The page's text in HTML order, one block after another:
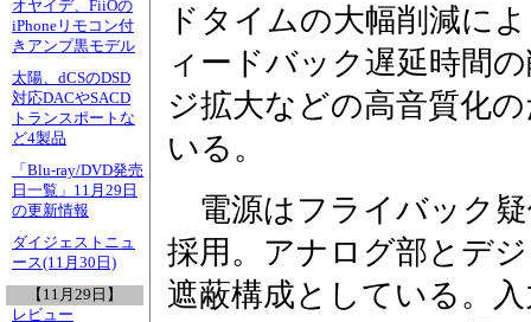
オヤイデ、FiiOの
iPhoneリモコン付
きアンプ黒モデル
太陽、dCSのDSD
対応DACやSACD
トランスポートな
ど4製品
「Blu-ray/DVD発売
日一覧」11月29日
の更新情報
ダイジェストニュ
ース(11月30日)
【11月29日】
レビュー
ドタイムの大幅削減に
ィードバック遅延時間
ジ拡大などの高音質化
いる。
電源はフライバック
採用。アナログ部とデ
遮蔽構成としている。